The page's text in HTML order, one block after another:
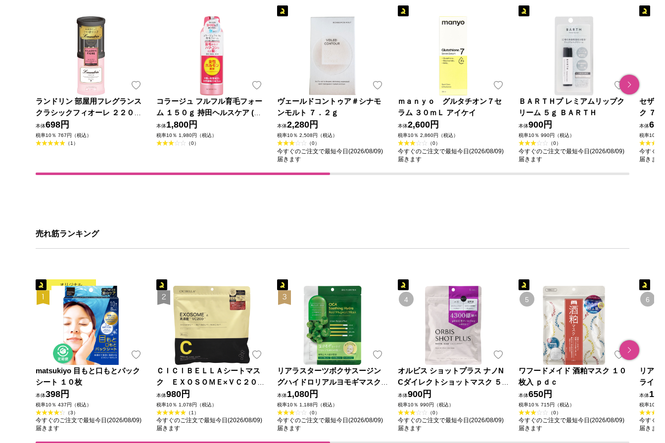
ランドリン 部屋用フレグランス
クラシックフィオーレ ２２０ｍ
ｌ ネイチャーラボ
本体698円
税率10％ 767円（税込）
（1）
コラージュ フルフル育毛フォー
ム １５０ｇ 持田ヘルスケア (医
薬部外品)
本体1,800円
税率10％ 1,980円（税込）
（0）
ヴェールドコントゥア＃シナモ
ンモルト ７．２ｇ
本体2,280円
税率10％ 2,508円（税込）
（0）
今すぐのご注文で最短今日(2026/08/09)
届きます
ｍａｎｙｏ グルタチオン７セ
ラム ３０ｍＬ アイケイ
本体2,600円
税率10％ 2,860円（税込）
（0）
今すぐのご注文で最短今日(2026/08/09)
届きます
ＢＡＲＴＨプ レミアムリップク
リーム ５ｇ ＢＡＲＴＨ
本体900円
税率10％ 990円（税込）
（0）
今すぐのご注文で最短今日(2026/08/09)
届きます
セザン
ク ７
本体
税率10％
今すぐの
届きます
売れ筋ランキング
オリジナル
matsukiyo 目もと口もとパック
シート １０枚
本体398円
税率10％ 437円（税込）
（3）
今すぐのご注文で最短今日(2026/08/09)
届きます
ＣＩＣＩＢＥＬＬＡシートマス
ク ＥＸＯＳＯＭＥ×ＶＣ２００
３０枚入 Ｌａ Ｂｅｌｌａ
本体980円
税率10％ 1,078円（税込）
（1）
今すぐのご注文で最短今日(2026/08/09)
届きます
リアラスターツボクサスージン
グハイドロリアルヨモギマスク
７枚 ＬＩＡＬＵＳＴＥＲ
本体1,080円
税率10％ 1,188円（税込）
（0）
今すぐのご注文で最短今日(2026/08/09)
届きます
オルビス ショットプラス ナノN
Cダイレクトショットマスク ５
枚 オルビス
本体900円
税率10％ 990円（税込）
（0）
今すぐのご注文で最短今日(2026/08/09)
届きます
ワフードメイド 酒粕マスク １０
枚入 ｐｄｃ
本体650円
税率10％ 715円（税込）
（0）
今すぐのご注文で最短今日(2026/08/09)
届きます
リアラ
ライト
ＬＩＡ
本体
税率10％
今すぐの
届きます